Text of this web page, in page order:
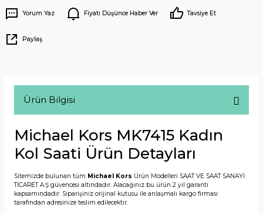
Yorum Yaz Fiyatı Düşünce Haber Ver Tavsiye Et
Paylaş
Ürün Bilgisi
Michael Kors MK7415 Kadın
Kol Saati Ürün Detayları
Sitemizde bulunan tüm Michael Kors Ürün Modelleri SAAT VE SAAT SANAYİ
TİCARET A.Ş güvencesi altındadır. Alacağınız bu ürün 2 yıl garanti
kapsamındadır. Siparişiniz orijinal kutusu ile anlaşmalı kargo firması
tarafından adresinize teslim edilecektir.